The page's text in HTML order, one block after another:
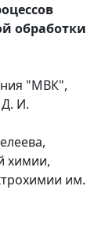
обработки
"МВК",
И.
химии,
им.